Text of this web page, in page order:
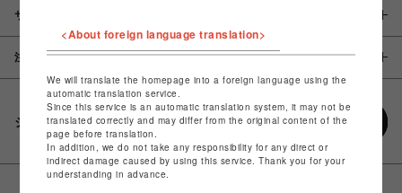
サイズ
注意事項
シェアする
<About foreign language translation>
We will translate the homepage into a foreign language using the
automatic translation service.
Since this service is an automatic translation system, it may not be
translated correctly and may differ from the original content of the
page before translation.
In addition, we do not take any responsibility for any direct or
indirect damage caused by using this service. Thank you for your
understanding in advance.